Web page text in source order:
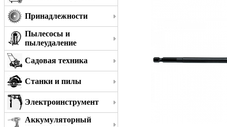
Принадлежности
Пылесосы и
пылеудаление
Садовая техника
Станки и пилы
Электроинструмент
Аккумуляторный